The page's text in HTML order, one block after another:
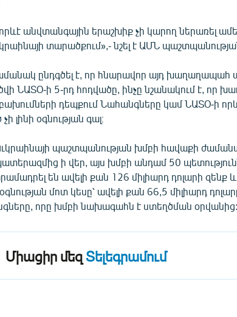
անվտանգային երաշխիք չի կարող ներառել
տարածքում»,- նշել է ԱՄՆ
ընդգծել է, որ հնարավոր այդ խաղաղապահ
ՆԱՏՕ-ի 5-րդ հոդվածը, ինչը նշանակում է, որ
բախումների դեպքում Նահանգները կամ ՆԱՏՕ-ի
լինի օգնության գալ։
Ուկրաինայի պաշտպանության խմբի հավաքի
ի վեր, այս խմբի անդամ 50
են ավելի քան 126 միլիարդ դոլարի զենք
օգնության մոտ կեսը՝ ավելի քան 66,5 միլիարդ
որը խմբի նախագահն է ստեղծման օրվանից:
Միացիր մեզ Տելեգրամում